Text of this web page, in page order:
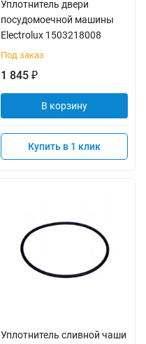
Уплотнитель двери
посудомоечной машины
Electrolux 1503218008
Под заказ
1 845 ₽
В корзину
Купить в 1 клик
Уплотнитель сливной чаши